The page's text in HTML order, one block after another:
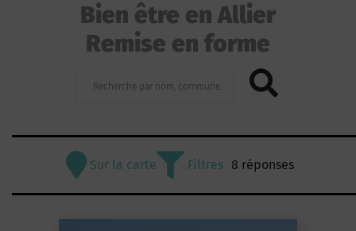
Bien être en Allier
Remise en forme
Sur la carte Filtres 8 réponses